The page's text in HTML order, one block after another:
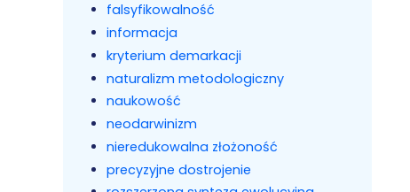
falsyfikowalność
informacja
kryterium demarkacji
naturalizm metodologiczny
naukowość
neodarwinizm
nieredukowalna złożoność
precyzyjne dostrojenie